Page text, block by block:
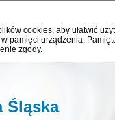
cookies, aby ułatwić
pamięci urządzenia.
zgody.
Śląska